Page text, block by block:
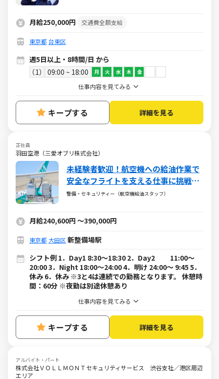
大手取引多数の安定企業
月給250,000円 交通費全額支給
東京都 台東区
週5日以上・8時間/日 から
1
09:00 ~ 18:00 月 火 水 木 金
仕事内容を見てみる
キープする 詳細を見る
正社員
羽田空港（三愛オブリ株式会社）
未経験者歓迎！航空機への給油作業で
安全なフライトを支える仕事に挑戦す
る仲間を募集！
警備・セキュリティー（航空機給油スタッフ）
月給240,600円 ～390,000円
東京都 大田区 新整備場駅
シフト例 1．Day1 8:30～18:30 2．Day2 11:00～
20:00 3．Night 18:00～24:00 4．明け 24:00～ 9:45 5．
休み 6．休み ※3と4は連続での勤務となります。 休憩時
間：60分 ※夜勤は別途休憩あり
仕事内容を見てみる
キープする 詳細を見る
アルバイト・パート
株式会社ＶＯＬＬＭＯＮＴセキュリティサービス 渋谷支社／港区周辺
エリア